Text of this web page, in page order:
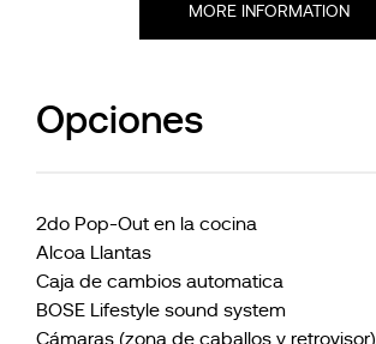
MORE INFORMATION
Opciones
2do Pop-Out en la cocina
Alcoa Llantas
Caja de cambios automatica
BOSE Lifestyle sound system
Cámaras (zona de caballos y retrovisor)